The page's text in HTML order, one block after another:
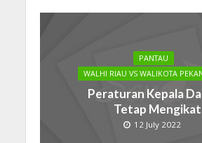
PANTAU
WALHI RIAU VS WALIKOTA
Peraturan Kepala
Tetap Mengikat
12 July 2022